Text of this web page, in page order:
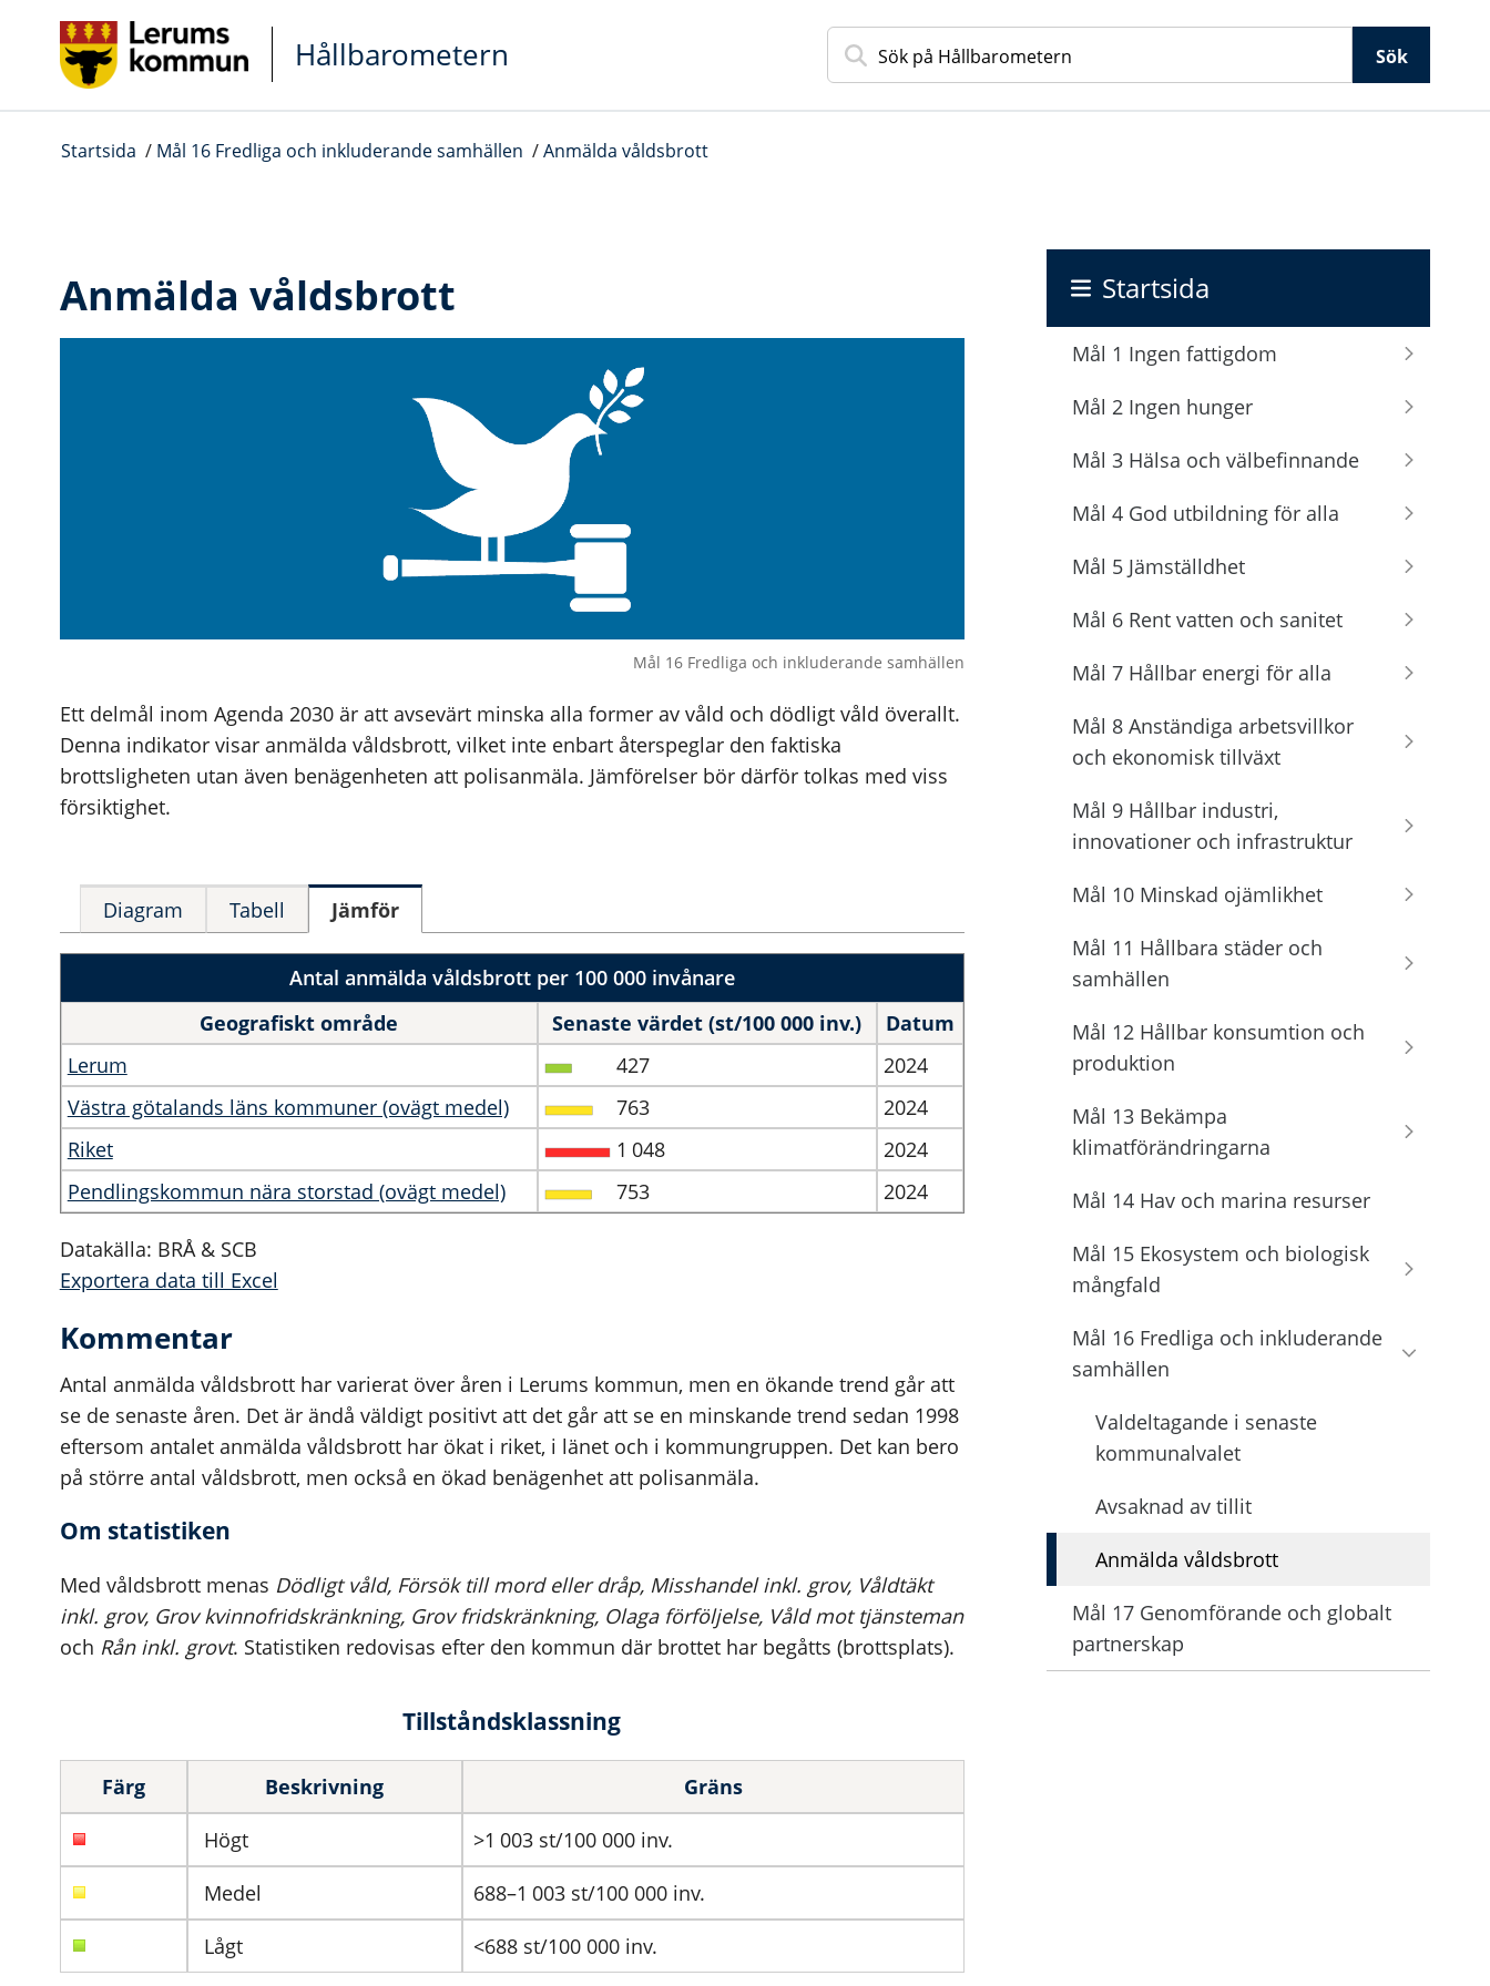
Gå direkt till sidans innehåll
Hållbarometern Sök
Startsida / Mål 16 Fredliga och inkluderande samhällen /Anmälda våldsbrott
Anmälda våldsbrott
Mål 16 Fredliga och inkluderande samhällen
Ett delmål inom Agenda 2030 är att avsevärt minska alla former av våld och dödligt våld överallt.
Denna indikator visar anmälda våldsbrott, vilket inte enbart återspeglar den faktiska
brottsligheten utan även benägenheten att polisanmäla. Jämförelser bör därför tolkas med viss
försiktighet.
Diagram Tabell Jämför
Antal anmälda våldsbrott per 100 000 invånare
Geografiskt område
Senaste värdet (st/100 000 inv.)
Datum
Lerum
427
2024
Västra götalands läns kommuner (ovägt medel)
763
2024
Riket
1 048
2024
Pendlingskommun nära storstad (ovägt medel)
753 2024
Datakälla: BRÅ & SCB
Exportera data till Excel
Kommentar
Antal anmälda våldsbrott har varierat över åren i Lerums kommun, men en ökande trend går att
se de senaste åren. Det är ändå väldigt positivt att det går att se en minskande trend sedan 1998
eftersom antalet anmälda våldsbrott har ökat i riket, i länet och i kommungruppen. Det kan bero
på större antal våldsbrott, men också en ökad benägenhet att polisanmäla.
Om statistiken
Med våldsbrott menas Dödligt våld, Försök till mord eller dråp, Misshandel inkl. grov, Våldtäkt
inkl. grov, Grov kvinnofridskränkning, Grov fridskränkning, Olaga förföljelse, Våld mot tjänsteman
och Rån inkl. grovt. Statistiken redovisas efter den kommun där brottet har begåtts (brottsplats).
Tillståndsklassning
Färg Beskrivning
Gräns
Högt
>1 003 st/100 000 inv.
Medel
688–1 003 st/100 000 inv.
Lågt
<688 st/100 000 inv.
Startsida
Mål 1 Ingen fattigdom
Mål 2 Ingen hunger
Mål 3 Hälsa och välbefinnande
Mål 4 God utbildning för alla
Mål 5 Jämställdhet
Mål 6 Rent vatten och sanitet
Mål 7 Hållbar energi för alla
Mål 8 Anständiga arbetsvillkor
och ekonomisk tillväxt
Mål 9 Hållbar industri,
innovationer och infrastruktur
Mål 10 Minskad ojämlikhet
Mål 11 Hållbara städer och
samhällen
Mål 12 Hållbar konsumtion och
produktion
Mål 13 Bekämpa
klimatförändringarna
Mål 14 Hav och marina resurser
Mål 15 Ekosystem och biologisk
mångfald
Mål 16 Fredliga och inkluderande
samhällen
Valdeltagande i senaste
kommunalvalet
Avsaknad av tillit
Anmälda våldsbrott
Mål 17 Genomförande och globalt
partnerskap